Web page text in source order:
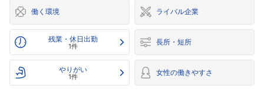
働く環境 ライバル企業
残業・休日出勤
1件 長所・短所
やりがい
1件 女性の働きやすさ